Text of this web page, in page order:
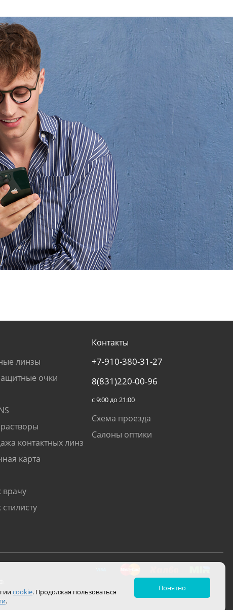
линзы
очки
контактных линз
карта
врачу
Контакты
+7-910-380-31-27
8(831)220-00-96
с 9:00 до 21:00
Схема проезда
Салоны оптики
cookie. Продолжая пользоваться
.
Понятно